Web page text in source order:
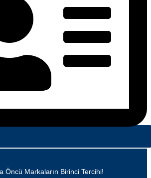
Öncü Markaların Birinci Tercihi!